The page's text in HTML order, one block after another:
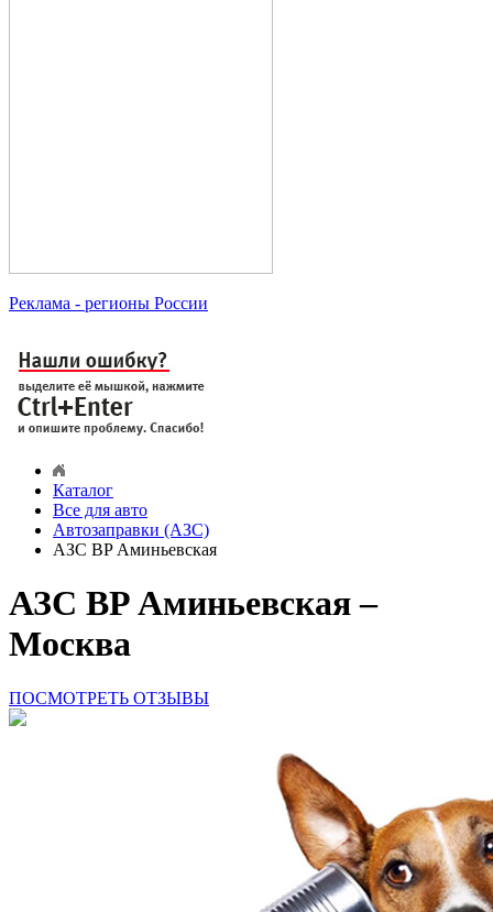
Реклама - регионы России
Каталог
Все для авто
Автозаправки (АЗС)
АЗС BP Аминьевская
АЗС BP Аминьевская –
Москва
ПОСМОТРЕТЬ ОТЗЫВЫ